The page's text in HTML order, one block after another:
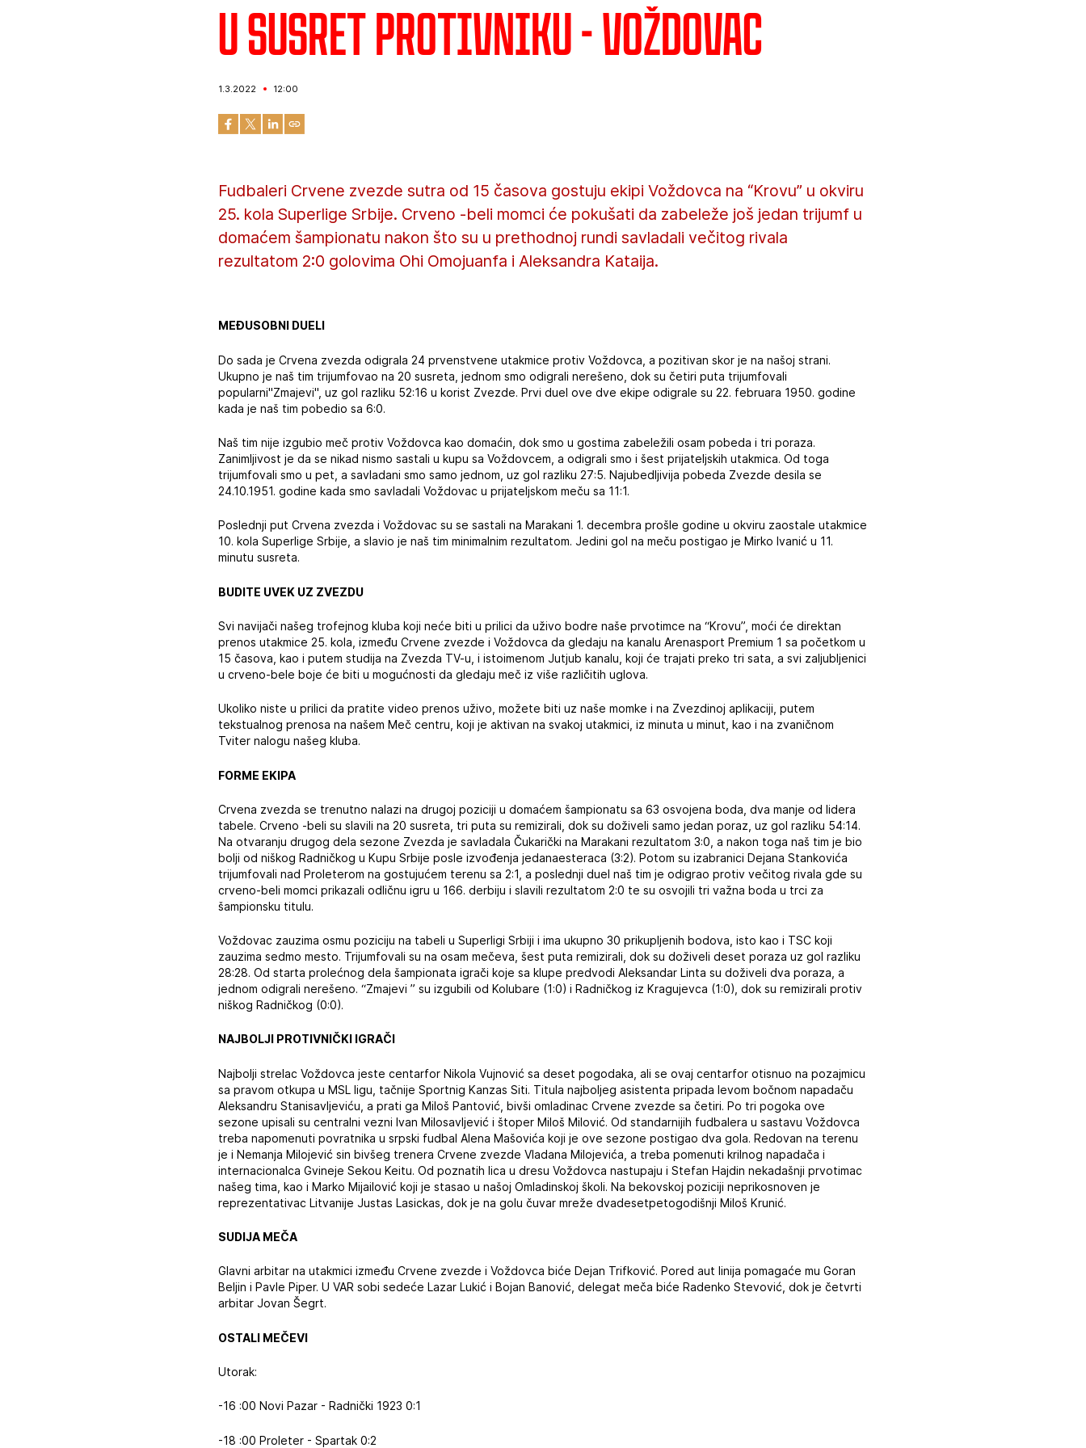
U susret protivniku - Voždovac
1.3.2022 12:00
Fudbaleri Crvene zvezde sutra od 15 časova gostuju ekipi Voždovca na “Krovu” u okviru
25. kola Superlige Srbije. Crveno -beli momci će pokušati da zabeleže još jedan trijumf u
domaćem šampionatu nakon što su u prethodnoj rundi savladali večitog rivala
rezultatom 2:0 golovima Ohi Omojuanfa i Aleksandra Kataija.
MEĐUSOBNI DUELI
Do sada je Crvena zvezda odigrala 24 prvenstvene utakmice protiv Voždovca, a pozitivan skor je na našoj strani.
Ukupno je naš tim trijumfovao na 20 susreta, jednom smo odigrali nerešeno, dok su četiri puta trijumfovali
popularni"Zmajevi", uz gol razliku 52:16 u korist Zvezde. Prvi duel ove dve ekipe odigrale su 22. februara 1950. godine
kada je naš tim pobedio sa 6:0.
Naš tim nije izgubio meč protiv Voždovca kao domaćin, dok smo u gostima zabeležili osam pobeda i tri poraza.
Zanimljivost je da se nikad nismo sastali u kupu sa Voždovcem, a odigrali smo i šest prijateljskih utakmica. Od toga
trijumfovali smo u pet, a savladani smo samo jednom, uz gol razliku 27:5. Najubedljivija pobeda Zvezde desila se
24.10.1951. godine kada smo savladali Voždovac u prijateljskom meču sa 11:1.
Poslednji put Crvena zvezda i Voždovac su se sastali na Marakani 1. decembra prošle godine u okviru zaostale utakmice
10. kola Superlige Srbije, a slavio je naš tim minimalnim rezultatom. Jedini gol na meču postigao je Mirko Ivanić u 11.
minutu susreta.
BUDITE UVEK UZ ZVEZDU
Svi navijači našeg trofejnog kluba koji neće biti u prilici da uživo bodre naše prvotimce na “Krovu”, moći će direktan
prenos utakmice 25. kola, između Crvene zvezde i Voždovca da gledaju na kanalu Arenasport Premium 1 sa početkom u
15 časova, kao i putem studija na Zvezda TV-u, i istoimenom Jutjub kanalu, koji će trajati preko tri sata, a svi zaljubljenici
u crveno-bele boje će biti u mogućnosti da gledaju meč iz više različitih uglova.
Ukoliko niste u prilici da pratite video prenos uživo, možete biti uz naše momke i na Zvezdinoj aplikaciji, putem
tekstualnog prenosa na našem Meč centru, koji je aktivan na svakoj utakmici, iz minuta u minut, kao i na zvaničnom
Tviter nalogu našeg kluba.
FORME EKIPA
Crvena zvezda se trenutno nalazi na drugoj poziciji u domaćem šampionatu sa 63 osvojena boda, dva manje od lidera
tabele. Crveno -beli su slavili na 20 susreta, tri puta su remizirali, dok su doživeli samo jedan poraz, uz gol razliku 54:14.
Na otvaranju drugog dela sezone Zvezda je savladala Čukarički na Marakani rezultatom 3:0, a nakon toga naš tim je bio
bolji od niškog Radničkog u Kupu Srbije posle izvođenja jedanaesteraca (3:2). Potom su izabranici Dejana Stankovića
trijumfovali nad Proleterom na gostujućem terenu sa 2:1, a poslednji duel naš tim je odigrao protiv večitog rivala gde su
crveno-beli momci prikazali odličnu igru u 166. derbiju i slavili rezultatom 2:0 te su osvojili tri važna boda u trci za
šampionsku titulu.
Voždovac zauzima osmu poziciju na tabeli u Superligi Srbiji i ima ukupno 30 prikupljenih bodova, isto kao i TSC koji
zauzima sedmo mesto. Trijumfovali su na osam mečeva, šest puta remizirali, dok su doživeli deset poraza uz gol razliku
28:28. Od starta prolećnog dela šampionata igrači koje sa klupe predvodi Aleksandar Linta su doživeli dva poraza, a
jednom odigrali nerešeno. “Zmajevi ” su izgubili od Kolubare (1:0) i Radničkog iz Kragujevca (1:0), dok su remizirali protiv
niškog Radničkog (0:0).
NAJBOLJI PROTIVNIČKI IGRAČI
Najbolji strelac Voždovca jeste centarfor Nikola Vujnović sa deset pogodaka, ali se ovaj centarfor otisnuo na pozajmicu
sa pravom otkupa u MSL ligu, tačnije Sportnig Kanzas Siti. Titula najboljeg asistenta pripada levom bočnom napadaču
Aleksandru Stanisavljeviću, a prati ga Miloš Pantović, bivši omladinac Crvene zvezde sa četiri. Po tri pogoka ove
sezone upisali su centralni vezni Ivan Milosavljević i štoper Miloš Milović. Od standarnijih fudbalera u sastavu Voždovca
treba napomenuti povratnika u srpski fudbal Alena Mašovića koji je ove sezone postigao dva gola. Redovan na terenu
je i Nemanja Milojević sin bivšeg trenera Crvene zvezde Vladana Milojevića, a treba pomenuti krilnog napadača i
internacionalca Gvineje Sekou Keitu. Od poznatih lica u dresu Voždovca nastupaju i Stefan Hajdin nekadašnji prvotimac
našeg tima, kao i Marko Mijailović koji je stasao u našoj Omladinskoj školi. Na bekovskoj poziciji neprikosnoven je
reprezentativac Litvanije Justas Lasickas, dok je na golu čuvar mreže dvadesetpetogodišnji Miloš Krunić.
SUDIJA MEČA
Glavni arbitar na utakmici između Crvene zvezde i Voždovca biće Dejan Trifković. Pored aut linija pomagaće mu Goran
Beljin i Pavle Piper. U VAR sobi sedeće Lazar Lukić i Bojan Banović, delegat meča biće Radenko Stevović, dok je četvrti
arbitar Jovan Šegrt.
OSTALI MEČEVI
Utorak:
-16 :00 Novi Pazar - Radnički 1923 0:1
-18 :00 Proleter - Spartak 0:2